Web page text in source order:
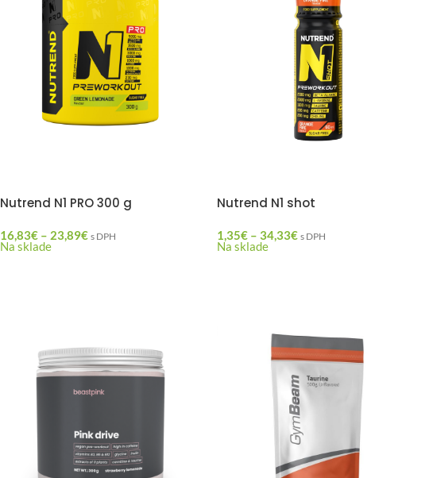
Nutrend N1 PRO 300 g
16,83€ – 23,89€ s DPH
Na sklade
Nutrend N1 shot
1,35€ – 34,33€ s DPH
Na sklade